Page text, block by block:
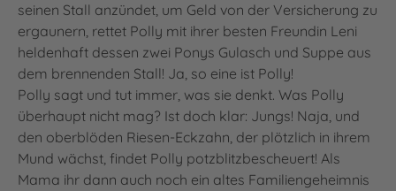
seinen Stall anzündet, um Geld von der Versicherung zu
ergaunern, rettet Polly mit ihrer besten Freundin Leni
heldenhaft dessen zwei Ponys Gulasch und Suppe aus
dem brennenden Stall! Ja, so eine ist Polly!
Polly sagt und tut immer, was sie denkt. Was Polly
überhaupt nicht mag? Ist doch klar: Jungs! Naja, und
den oberblöden Riesen-Eckzahn, der plötzlich in ihrem
Mund wächst, findet Polly potzblitzbescheuert! Als
Mama ihr dann auch noch ein altes Familiengeheimnis